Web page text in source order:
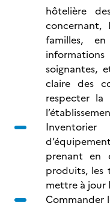
hôtelière
concernant,
familles,
soignantes,
claire des
respecter
prenant en
produits, les
mettre à jour
Commander